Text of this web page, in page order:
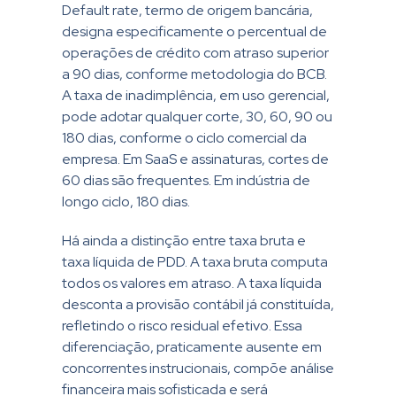
Default rate, termo de origem bancária,
designa especificamente o percentual de
operações de crédito com atraso superior
a 90 dias, conforme metodologia do BCB.
A taxa de inadimplência, em uso gerencial,
pode adotar qualquer corte, 30, 60, 90 ou
180 dias, conforme o ciclo comercial da
empresa. Em SaaS e assinaturas, cortes de
60 dias são frequentes. Em indústria de
longo ciclo, 180 dias.
Há ainda a distinção entre taxa bruta e
taxa líquida de PDD. A taxa bruta computa
todos os valores em atraso. A taxa líquida
desconta a provisão contábil já constituída,
refletindo o risco residual efetivo. Essa
diferenciação, praticamente ausente em
concorrentes instrucionais, compõe análise
financeira mais sofisticada e será